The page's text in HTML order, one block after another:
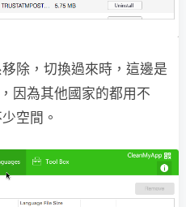
除，切換過來時，這邊是
因為其他國家的都用不
空間。